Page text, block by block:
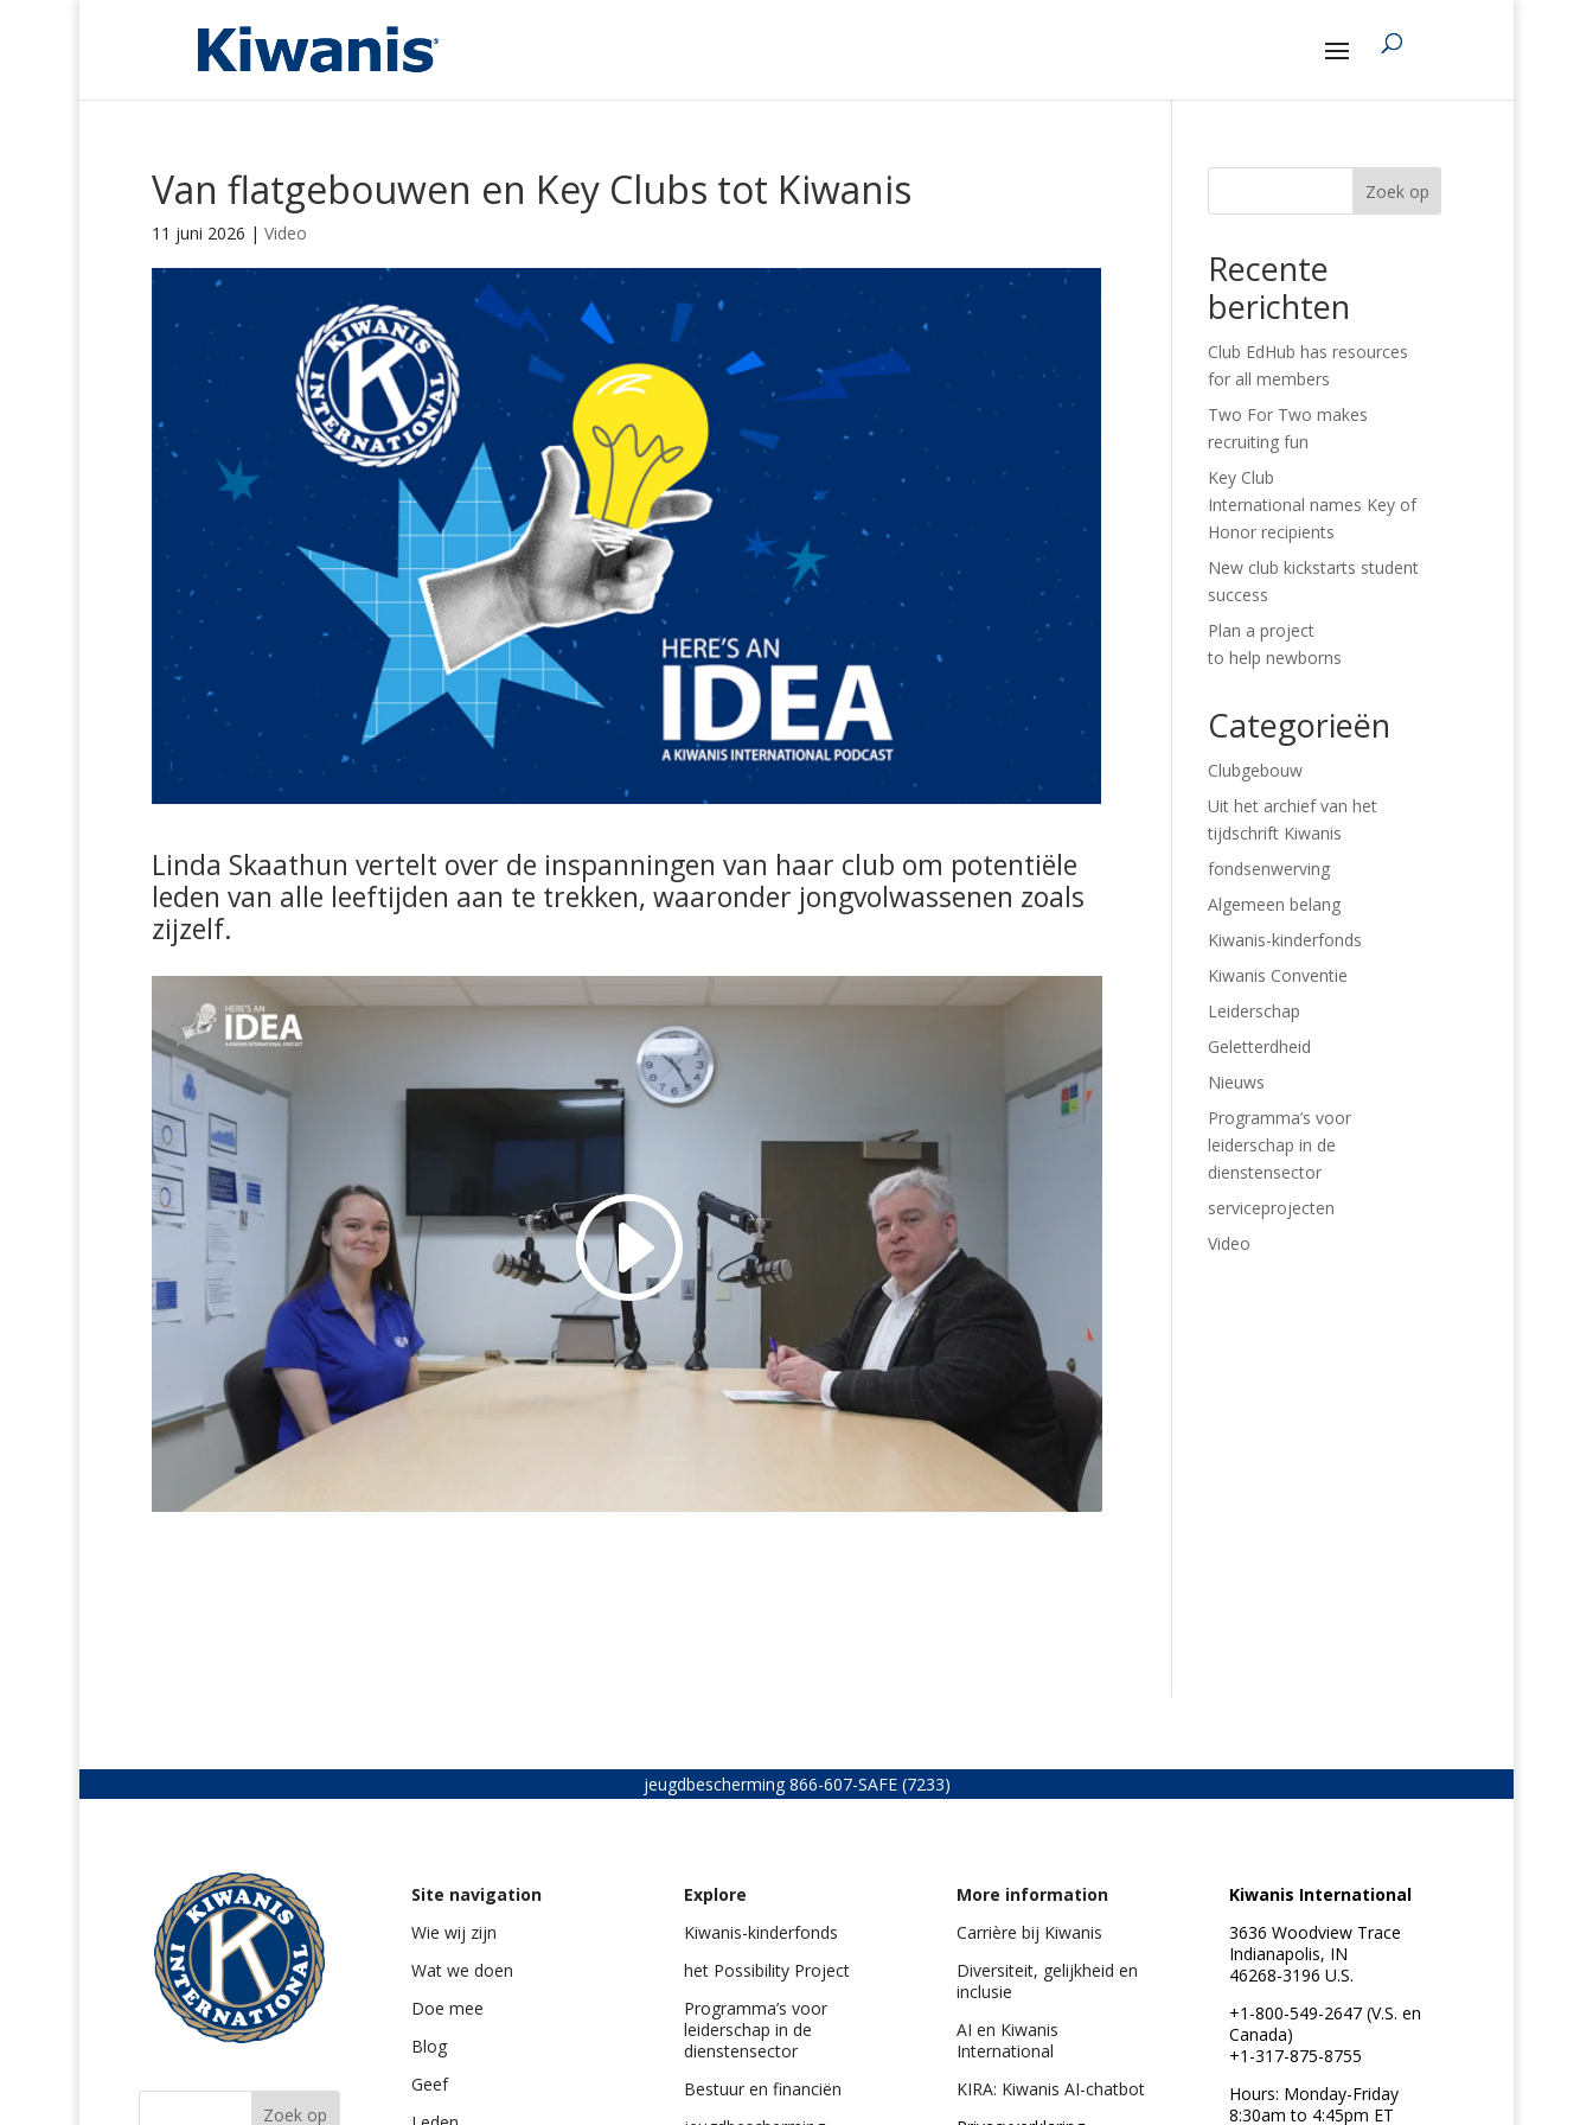
Van flatgebouwen en Key Clubs tot Kiwanis
11 juni 2026 | Video
Linda Skaathun vertelt over de inspanningen van haar club om potentiële
leden van alle leeftijden aan te trekken, waaronder jongvolwassenen zoals
zijzelf.
Zoek op
Recente
berichten
Club EdHub has resources
for all members
Two For Two makes
recruiting fun
Key Club
International names Key of
Honor recipients
New club kickstarts student
success
Plan a project
to help newborns
Categorieën
Clubgebouw
Uit het archief van het
tijdschrift Kiwanis
fondsenwerving
Algemeen belang
Kiwanis-kinderfonds
Kiwanis Conventie
Leiderschap
Geletterdheid
Nieuws
Programma’s voor
leiderschap in de
dienstensector
serviceprojecten
Video
jeugdbescherming 866-607-SAFE (7233)
Site navigation
Wie wij zijn
Wat we doen
Doe mee
Blog
Geef
Explore
Kiwanis-kinderfonds
het Possibility Project
Programma’s voor
leiderschap in de
dienstensector
Bestuur en financiën
More information
Carrière bij Kiwanis
Diversiteit, gelijkheid en
inclusie
AI en Kiwanis
International
KIRA: Kiwanis AI-chatbot
Kiwanis International
3636 Woodview Trace
Indianapolis, IN
46268-3196 U.S.
+1-800-549-2647 (V.S. en
Canada)
+1-317-875-8755
Hours: Monday-Friday
8:30am to 4:45pm ET